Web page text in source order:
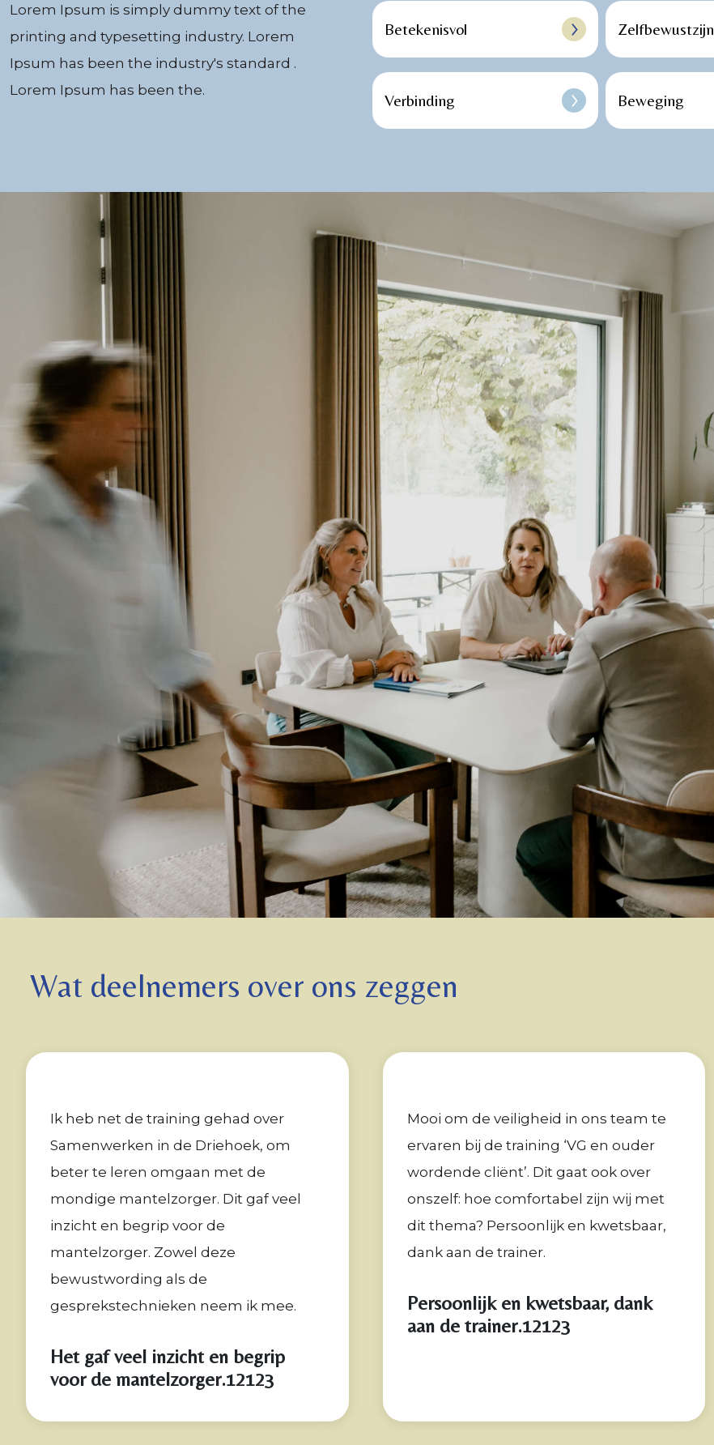
Lorem Ipsum is simply dummy text of the
printing and typesetting industry. Lorem
Ipsum has been the industry's standard .
Lorem Ipsum has been the.
Betekenisvol Zelfbewustzijn
Verbinding Beweging
Wat deelnemers over ons zeggen
Ik heb net de training gehad over
Samenwerken in de Driehoek, om
beter te leren omgaan met de
mondige mantelzorger. Dit gaf veel
inzicht en begrip voor de
mantelzorger. Zowel deze
bewustwording als de
gesprekstechnieken neem ik mee.
Het gaf veel inzicht en begrip
voor de mantelzorger.12123
Mooi om de veiligheid in ons team te
ervaren bij de training ‘VG en ouder
wordende cliënt’. Dit gaat ook over
onszelf: hoe comfortabel zijn wij met
dit thema? Persoonlijk en kwetsbaar,
dank aan de trainer.
Persoonlijk en kwetsbaar, dank
aan de trainer.12123